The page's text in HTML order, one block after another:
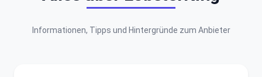
Informationen, Tipps und Hintergründe zum Anbieter